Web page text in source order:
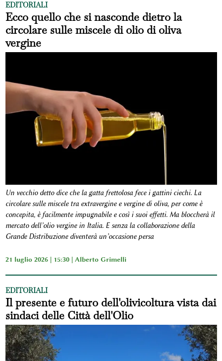
EDITORIALI
Ecco quello che si nasconde dietro la
circolare sulle miscele di olio di oliva
vergine
Un vecchio detto dice che la gatta frettolosa fece i gattini ciechi. La
circolare sulle miscele tra extravergine e vergine di oliva, per come è
concepita, è facilmente impugnabile e così i suoi effetti. Ma bloccherà il
mercato dell’olio vergine in Italia. E senza la collaborazione della
Grande Distribuzione diventerà un’occasione persa
21 luglio 2026 | 15:30 | Alberto Grimelli
EDITORIALI
Il presente e futuro dell'olivicoltura vista dai
sindaci delle Città dell'Olio